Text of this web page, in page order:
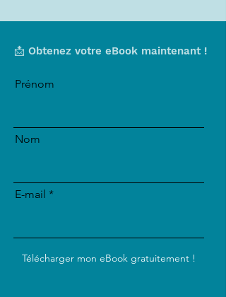
📩 Obtenez votre eBook maintenant !
Prénom
Nom
E-mail
Télécharger mon eBook gratuitement !